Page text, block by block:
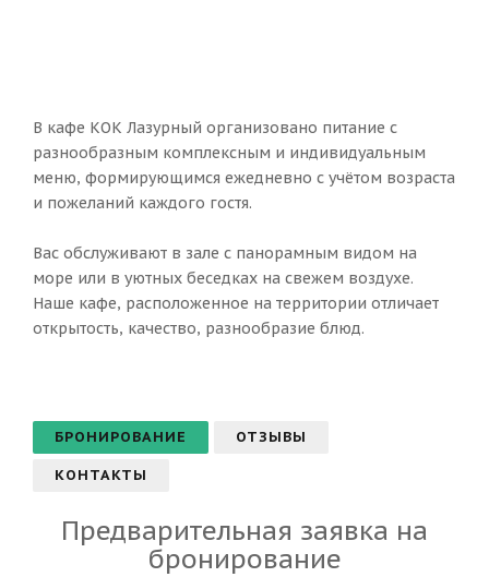
В кафе КОК Лазурный организовано питание с
разнообразным комплексным и индивидуальным
меню, формирующимся ежедневно с учётом возраста
и пожеланий каждого гостя.
Вас обслуживают в зале с панорамным видом на
море или в уютных беседках на свежем воздухе.
Наше кафе, расположенное на территории отличает
открытость, качество, разнообразие блюд.
БРОНИРОВАНИЕ ОТЗЫВЫ
КОНТАКТЫ
Предварительная заявка на
бронирование